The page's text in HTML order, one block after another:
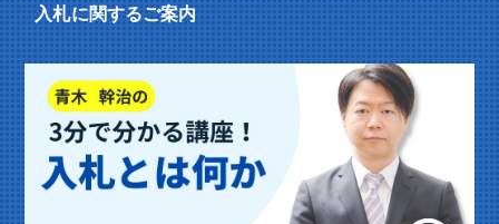
入札に関するご案内